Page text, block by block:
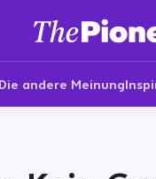
Die andere Meinung